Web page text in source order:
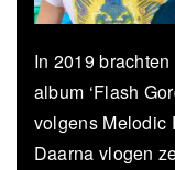
In 2019
album ‘Flash
volgens Melodic
Daarna vlogen